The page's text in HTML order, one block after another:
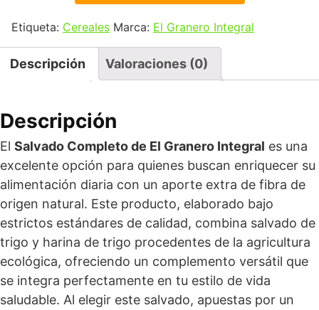
Etiqueta: Cereales Marca: El Granero Integral
Descripción Valoraciones (0)
Descripción
El Salvado Completo de El Granero Integral es una
excelente opción para quienes buscan enriquecer su
alimentación diaria con un aporte extra de fibra de
origen natural. Este producto, elaborado bajo
estrictos estándares de calidad, combina salvado de
trigo y harina de trigo procedentes de la agricultura
ecológica, ofreciendo un complemento versátil que
se integra perfectamente en tu estilo de vida
saludable. Al elegir este salvado, apuestas por un